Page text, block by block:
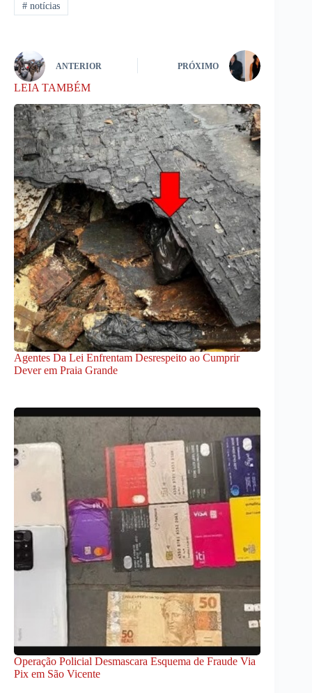
#notícias
ANTERIOR PRÓXIMO
LEIA TAMBÉM
Agentes Da Lei Enfrentam Desrespeito ao Cumprir
Dever em Praia Grande
Operação Policial Desmascara Esquema de Fraude Via
Pix em São Vicente